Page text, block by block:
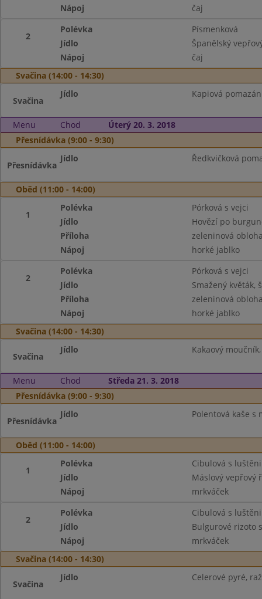
Nápoj
čaj
2
Polévka
Písmenková
Jídlo
Španělský
Nápoj
čaj
Svačina (14:00 - 14:30)
Svačina
Jídlo Kapiová
Menu Chod
Úterý 20. 3. 2018
Přesnídávka (9:00 - 9:30)
Přesnídávka
Jídlo Ředkvičková
Oběd (11:00 - 14:00)
1
Polévka
Pórková s vejci
Jídlo
Hovězí po
Příloha
zeleninová
Nápoj
horké jablko
2
Polévka
Pórková s vejci
Jídlo
Smažený květák,
Příloha
zeleninová
Nápoj
horké jablko
Svačina (14:00 - 14:30)
Svačina
Jídlo Kakaový
Menu Chod
Středa 21. 3. 2018
Přesnídávka (9:00 - 9:30)
Přesnídávka
Jídlo Polentová kaše s
Oběd (11:00 - 14:00)
1
Polévka
Cibulová s
Jídlo
Máslový vepřový
Nápoj
mrkváček
2
Polévka
Cibulová s
Jídlo
Bulgurové rizoto
Nápoj
mrkváček
Svačina (14:00 - 14:30)
Svačina
Jídlo Celerové pyré,